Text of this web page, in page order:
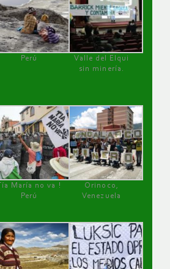
Perú
Valle del Elqui
sin minería.
Tía María no va !
Perú
Orinoco,
Venezuela